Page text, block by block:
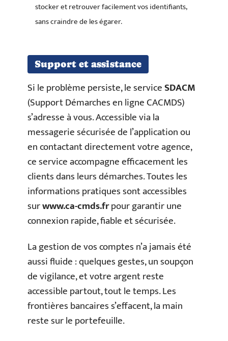
stocker et retrouver facilement vos identifiants,
sans craindre de les égarer.
Support et assistance
Si le problème persiste, le serviceSDACM
(Support Démarches en ligne CACMDS)
s’adresse à vous. Accessible via la
messagerie sécurisée de l’application ou
en contactant directement votre agence,
ce service accompagne efficacement les
clients dans leurs démarches. Toutes les
informations pratiques sont accessibles
surwww.ca-cmds.frpour garantir une
connexion rapide, fiable et sécurisée.
La gestion de vos comptes n’a jamais été
aussi fluide : quelques gestes, un soupçon
de vigilance, et votre argent reste
accessible partout, tout le temps. Les
frontières bancaires s’effacent, la main
reste sur le portefeuille.